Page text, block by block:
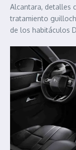
Alcantara, detalles
tratamiento
de los habitáculos